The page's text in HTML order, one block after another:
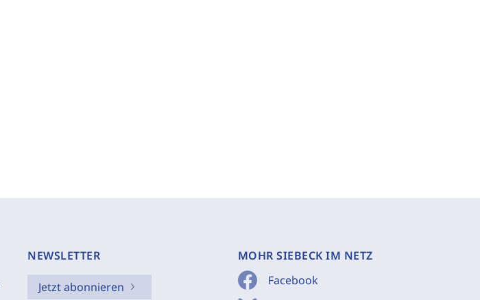
NEWSLETTER
Jetzt abonnieren
MOHR SIEBECK IM NETZ
Facebook